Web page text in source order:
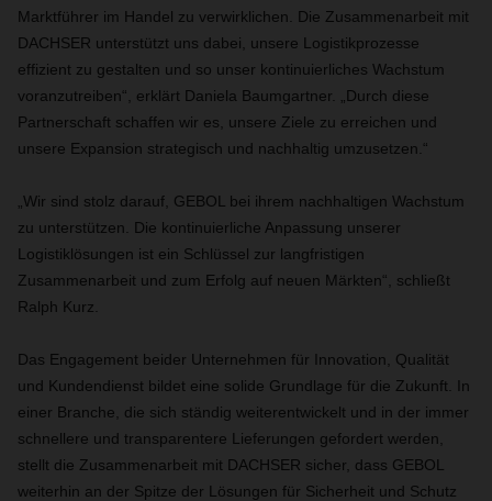
Marktführer im Handel zu verwirklichen. Die Zusammenarbeit mit
DACHSER unterstützt uns dabei, unsere Logistikprozesse
effizient zu gestalten und so unser kontinuierliches Wachstum
voranzutreiben“, erklärt Daniela Baumgartner. „Durch diese
Partnerschaft schaffen wir es, unsere Ziele zu erreichen und
unsere Expansion strategisch und nachhaltig umzusetzen.“
„Wir sind stolz darauf, GEBOL bei ihrem nachhaltigen Wachstum
zu unterstützen. Die kontinuierliche Anpassung unserer
Logistiklösungen ist ein Schlüssel zur langfristigen
Zusammenarbeit und zum Erfolg auf neuen Märkten“, schließt
Ralph Kurz.
Das Engagement beider Unternehmen für Innovation, Qualität
und Kundendienst bildet eine solide Grundlage für die Zukunft. In
einer Branche, die sich ständig weiterentwickelt und in der immer
schnellere und transparentere Lieferungen gefordert werden,
stellt die Zusammenarbeit mit DACHSER sicher, dass GEBOL
weiterhin an der Spitze der Lösungen für Sicherheit und Schutz